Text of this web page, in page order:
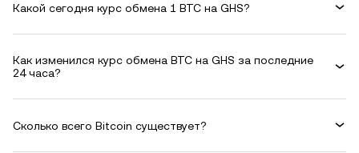
Какой сегодня курс обмена 1 BTC на GHS?
Как изменился курс обмена BTC на GHS за последние
24 часа?
Сколько всего Bitcoin существует?